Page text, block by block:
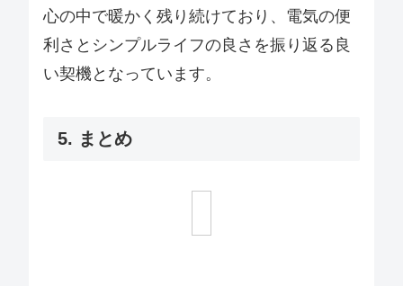
心の中で暖かく残り続けており、電気の便
利さとシンプルライフの良さを振り返る良
い契機となっています。
5. まとめ